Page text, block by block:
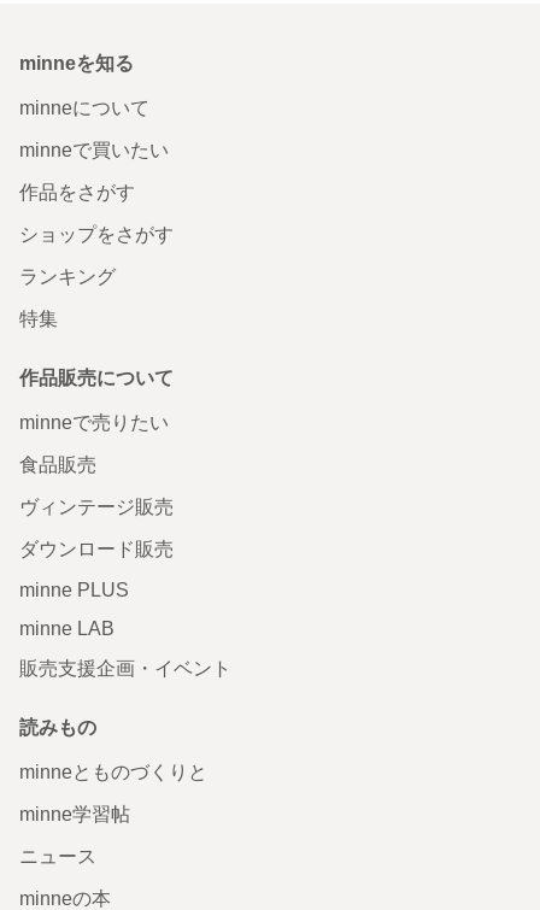
minneを知る
minneについて
minneで買いたい
作品をさがす
ショップをさがす
ランキング
特集
作品販売について
minneで売りたい
食品販売
ヴィンテージ販売
ダウンロード販売
minne PLUS
minne LAB
販売支援企画・イベント
読みもの
minneとものづくりと
minne学習帖
ニュース
minneの本